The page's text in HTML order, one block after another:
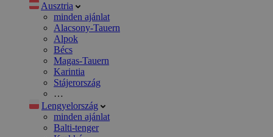
Ausztria
minden ajánlat
Alacsony-Tauern
Alpok
Bécs
Magas-Tauern
Karintia
Stájerország
…
Lengyelország
minden ajánlat
Balti-tenger